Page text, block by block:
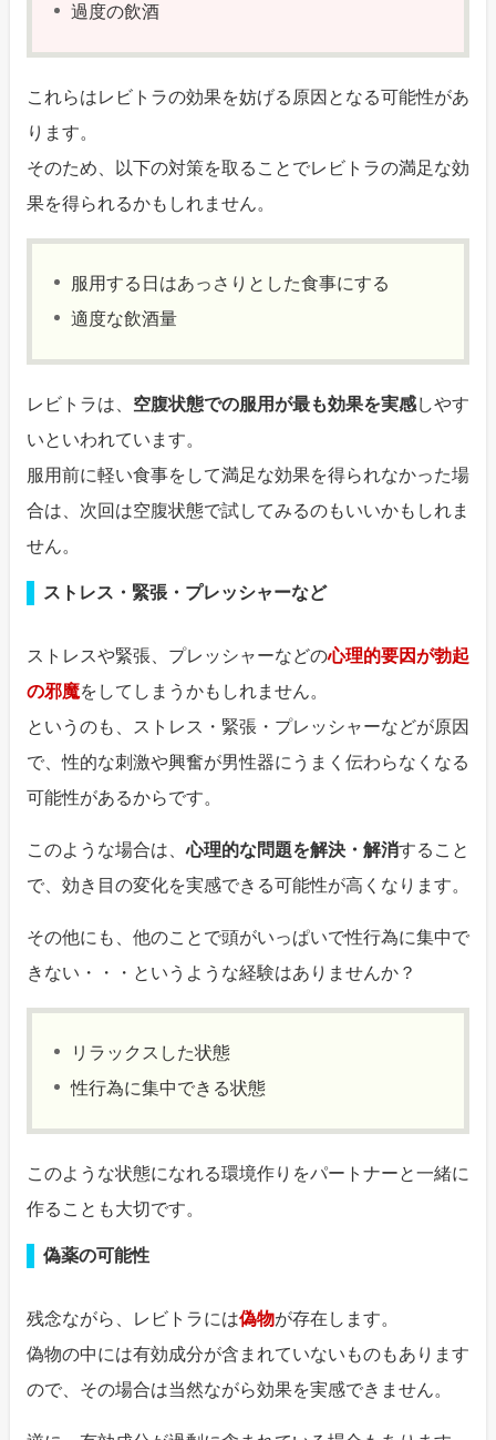
過度の飲酒
これらはレビトラの効果を妨げる原因となる可能性があ
ります。
そのため、以下の対策を取ることでレビトラの満足な効
果を得られるかもしれません。
服用する日はあっさりとした食事にする
適度な飲酒量
レビトラは、 空腹状態での服用が最も効果を実感しやす
いといわれています。
服用前に軽い食事をして満足な効果を得られなかった場
合は、次回は空腹状態で試してみるのもいいかもしれま
せん。
ストレス・緊張・プレッシャーなど
ストレスや緊張、プレッシャーなどの心理的要因が勃起
の邪魔をしてしまうかもしれません。
というのも、ストレス・緊張・プレッシャーなどが原因
で、性的な刺激や興奮が男性器にうまく伝わらなくなる
可能性があるからです。
このような場合は、心理的な問題を解決・解消すること
で、効き目の変化を実感できる可能性が高くなります。
その他にも、他のことで頭がいっぱいで性行為に集中で
きない・・・というような経験はありませんか？
リラックスした状態
性行為に集中できる状態
このような状態になれる環境作りをパートナーと一緒に
作ることも大切です。
偽薬の可能性
残念ながら、レビトラには偽物が存在します。
偽物の中には有効成分が含まれていないものもあります
ので、その場合は当然ながら効果を実感できません。